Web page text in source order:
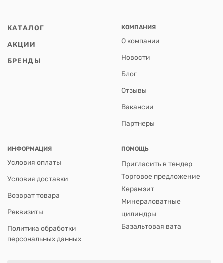
КАТАЛОГ
АКЦИИ
БРЕНДЫ
КОМПАНИЯ
О компании
Новости
Блог
Отзывы
Вакансии
Партнеры
ИНФОРМАЦИЯ
Условия оплаты
Условия доставки
Возврат товара
Реквизиты
Политика обработки
персональных данных
ПОМОЩЬ
Пригласить в тендер
Торговое предложение
Керамзит
Минераловатные
цилиндры
Базальтовая вата